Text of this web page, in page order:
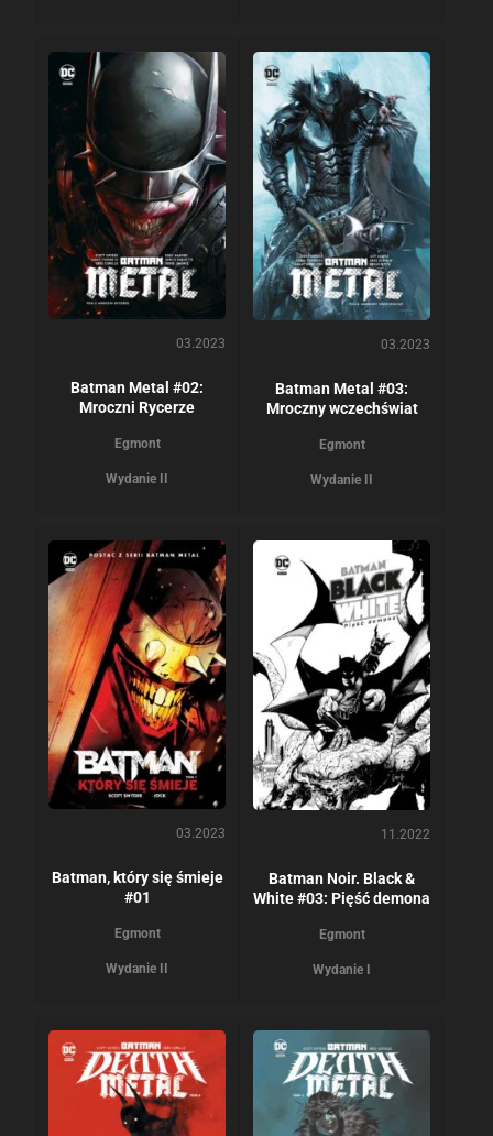
03.2023
Batman Metal #02:
Mroczni Rycerze
Egmont
Wydanie II
03.2023
Batman Metal #03:
Mroczny wczechświat
Egmont
Wydanie II
03.2023
Batman, który się śmieje
#01
Egmont
Wydanie II
11.2022
Batman Noir. Black &
White #03: Pięść demona
Egmont
Wydanie I